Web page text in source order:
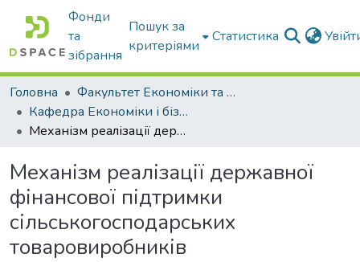
Фонди
та
зібрання
Пошук за
критеріями
Статистика
Головна
Факультет Економіки та бізнесу
Кафедра Економіки і бізнесу
Механізм реалізації державної фінансової підтримки сільськогосподарських товаровиробників
Механізм реалізації державної
фінансової підтримки
сільськогосподарських
товаровиробників